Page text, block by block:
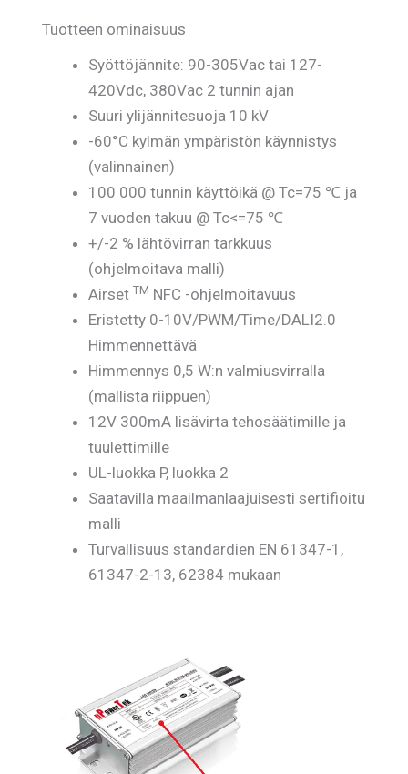
Tuotteen ominaisuus
Syöttöjännite: 90-305Vac tai 127-
420Vdc, 380Vac 2 tunnin ajan
Suuri ylijännitesuoja 10 kV
-60°C kylmän ympäristön käynnistys
(valinnainen)
100 000 tunnin käyttöikä @ Tc=75 ℃ ja
7 vuoden takuu @ Tc<=75 ℃
+/-2 % lähtövirran tarkkuus
(ohjelmoitava malli)
Airset TM NFC -ohjelmoitavuus
Eristetty 0-10V/PWM/Time/DALI2.0
Himmennettävä
Himmennys 0,5 W:n valmiusvirralla
(mallista riippuen)
12V 300mA lisävirta tehosäätimille ja
tuulettimille
UL-luokka P, luokka 2
Saatavilla maailmanlaajuisesti sertifioitu
malli
Turvallisuus standardien EN 61347-1,
61347-2-13, 62384 mukaan